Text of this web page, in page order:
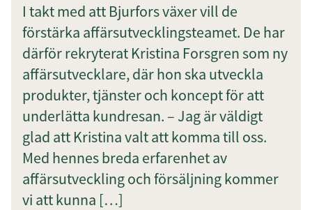
I takt med att Bjurfors växer vill de
förstärka affärsutvecklingsteamet. De har
därför rekryterat Kristina Forsgren som ny
affärsutvecklare, där hon ska utveckla
produkter, tjänster och koncept för att
underlätta kundresan. – Jag är väldigt
glad att Kristina valt att komma till oss.
Med hennes breda erfarenhet av
affärsutveckling och försäljning kommer
vi att kunna […]
Genom att klicka på "Prenumerera" ger du
samtycke till att vi sparar och använder dina
personuppgifter i enlighet med vår
integritetspolicy.